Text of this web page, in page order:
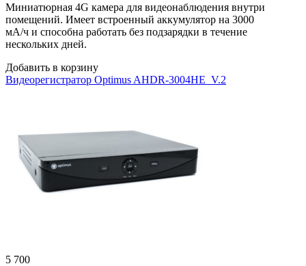
Миниатюрная 4G камера для видеонаблюдения внутри
помещений. Имеет встроенный аккумулятор на 3000
мА/ч и способна работать без подзарядки в течение
нескольких дней.
Добавить в корзину
Видеорегистратор Optimus AHDR-3004HE_V.2
5 700